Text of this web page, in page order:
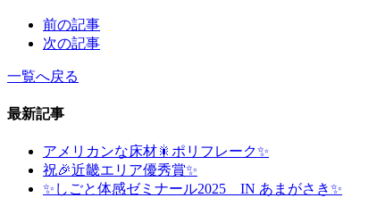
前の記事
次の記事
一覧へ戻る
最新記事
アメリカンな床材🎇ポリフレーク✨
祝🎉近畿エリア優秀賞✨
✨しごと体感ゼミナール2025 IN あまがさき✨